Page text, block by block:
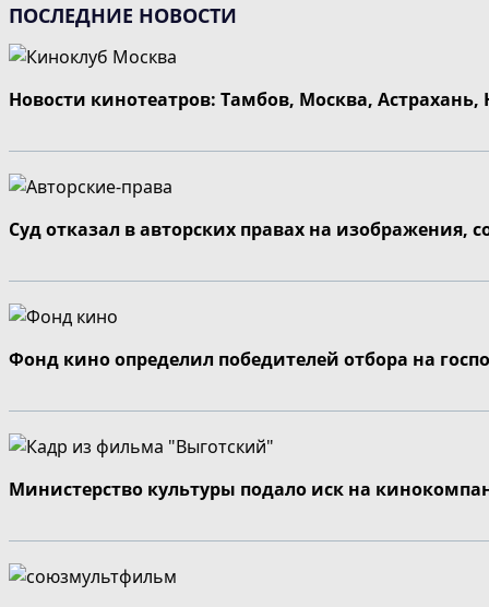
страницу
ПОСЛЕДНИЕ НОВОСТИ
Новости кинотеатров: Тамбов, Москва,
Суд отказал в авторских правах на изображения,
Фонд кино определил победителей отбора на
Министерство культуры подало иск на